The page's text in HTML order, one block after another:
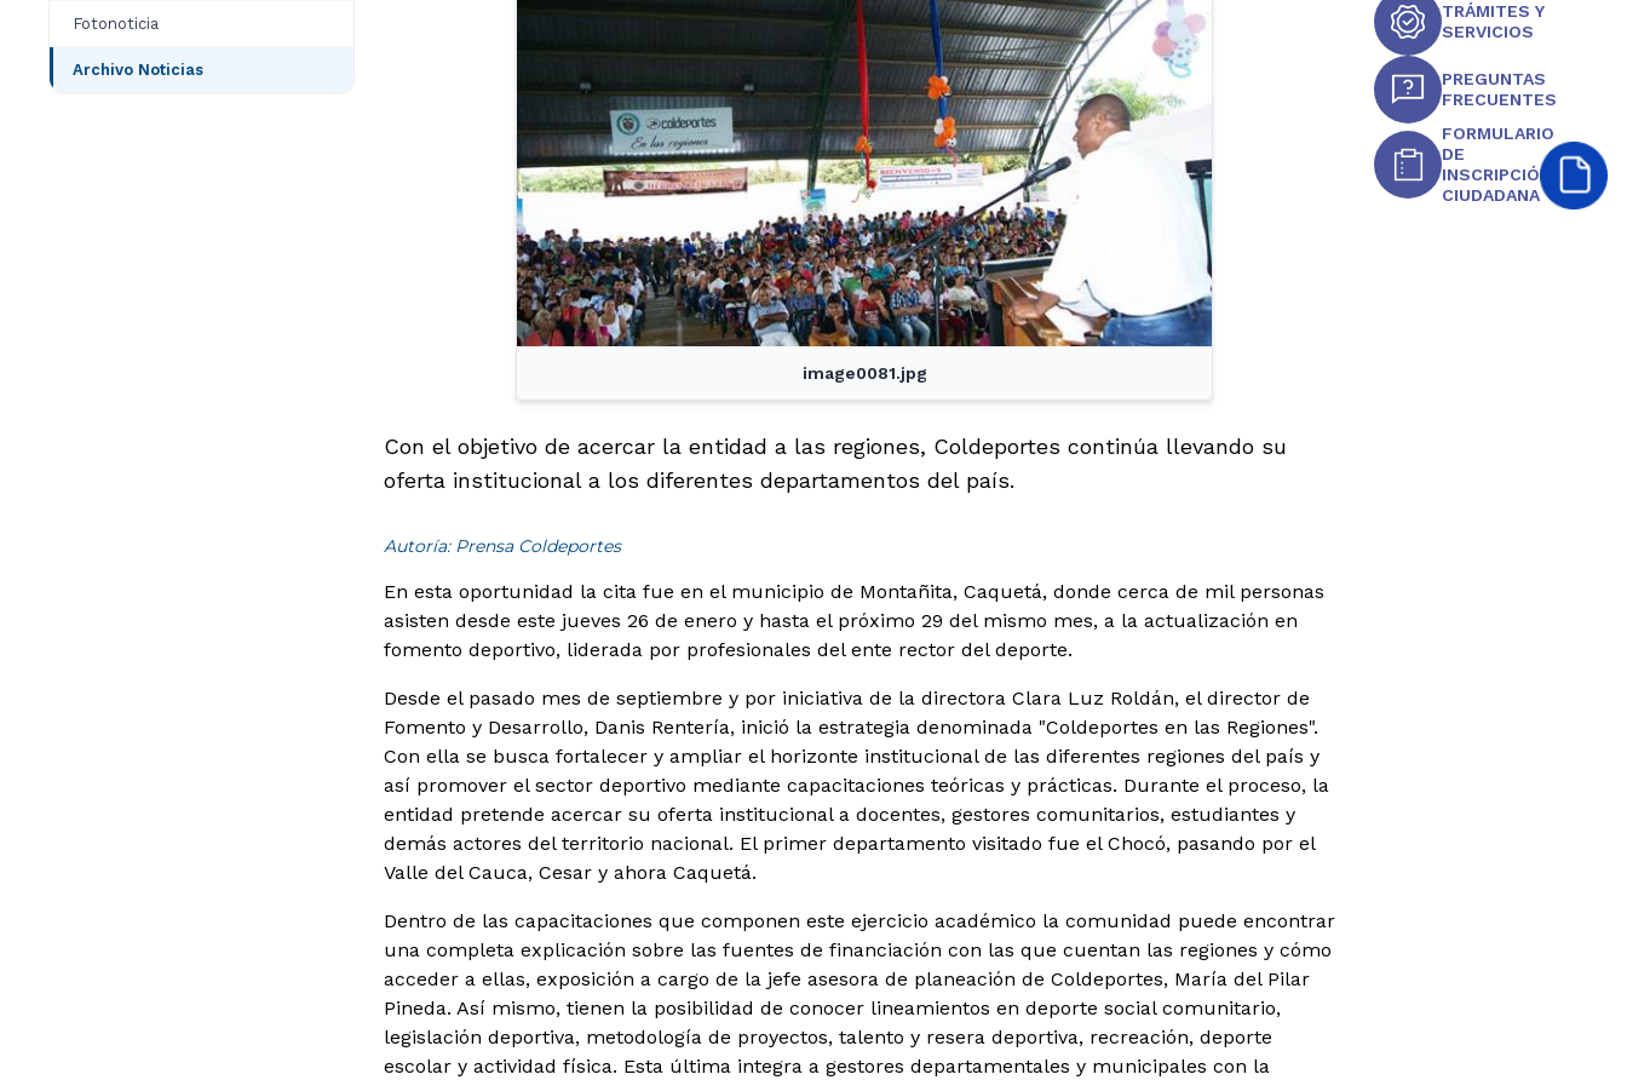
Fotonoticia
Archivo Noticias
image0081.jpg
Con el objetivo de acercar la entidad a las regiones, Coldeportes continúa llevando su
oferta institucional a los diferentes departamentos del país.
Autoría: Prensa Coldeportes
En esta oportunidad la cita fue en el municipio de Montañita, Caquetá, donde cerca de mil personas
asisten desde este jueves 26 de enero y hasta el próximo 29 del mismo mes, a la actualización en
fomento deportivo, liderada por profesionales del ente rector del deporte.
Desde el pasado mes de septiembre y por iniciativa de la directora Clara Luz Roldán, el director de
Fomento y Desarrollo, Danis Rentería, inició la estrategia denominada "Coldeportes en las Regiones".
Con ella se busca fortalecer y ampliar el horizonte institucional de las diferentes regiones del país y
así promover el sector deportivo mediante capacitaciones teóricas y prácticas. Durante el proceso, la
entidad pretende acercar su oferta institucional a docentes, gestores comunitarios, estudiantes y
demás actores del territorio nacional. El primer departamento visitado fue el Chocó, pasando por el
Valle del Cauca, Cesar y ahora Caquetá.
Dentro de las capacitaciones que componen este ejercicio académico la comunidad puede encontrar
una completa explicación sobre las fuentes de financiación con las que cuentan las regiones y cómo
acceder a ellas, exposición a cargo de la jefe asesora de planeación de Coldeportes, María del Pilar
Pineda. Así mismo, tienen la posibilidad de conocer lineamientos en deporte social comunitario,
legislación deportiva, metodología de proyectos, talento y resera deportiva, recreación, deporte
escolar y actividad física. Esta última integra a gestores departamentales y municipales con la
TRÁMITES Y
SERVICIOS
PREGUNTAS
FRECUENTES
FORMULARIO
DE
INSCRIPCIÓN
CIUDADANA